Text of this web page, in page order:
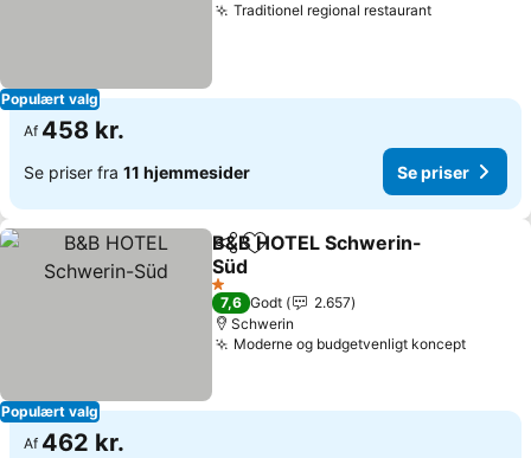
Populært valg
Traditionel regional restaurant
Af 458 kr.
Se priser fra 11 hjemmesider Se priser
Populært valg
Del Føj til favoritter
B&B HOTEL Schwerin-
Süd
1 Stjerner
7,6 Godt
2.657
Schwerin
Moderne og budgetvenligt koncept
Af 462 kr.